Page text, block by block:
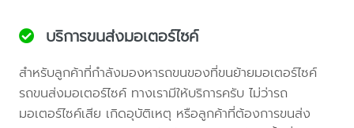
บริการขนส่งมอเตอร์ไซค์
สำหรับลูกค้าที่กำลังมองหารถขนของที่ขนย้ายมอเตอร์ไซค์
รถขนส่งมอเตอร์ไซค์ ทางเรามีให้บริการครับ ไม่ว่ารถ
มอเตอร์ไซค์เสีย เกิดอุบัติเหตุ หรือลูกค้าที่ต้องการขนส่ง